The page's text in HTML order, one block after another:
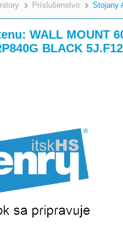
>
Príslušenstvo Stojany
WALL MOUNT
BLACK